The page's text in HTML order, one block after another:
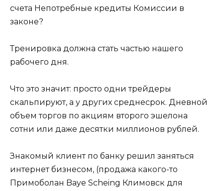
счета Непотребные кредиты Комиссии в
законе?
Тренировка должна стать частью нашего
рабочего дня.
Что это значит: просто одни трейдеры
скальпируют, а у других среднесрок. Дневной
объем торгов по акциям второго эшелона
сотни или даже десятки миллионов рублей.
Знакомый клиент по банку решил заняться
интернет бизнесом, (продажа какого-то
Примоболан Baye Scheing Климовск для